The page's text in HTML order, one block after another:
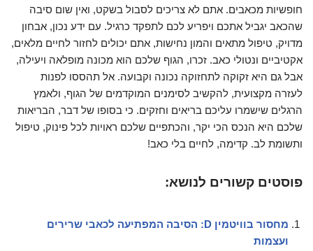
חופשיות מכאבים. אתם לא צריכים לסבול בשקט, ואין שום סיבה
שהכאב יגביל אתכם ויפריע לכם לתפקד כרגיל. עם ידע נכון, אבחון
מדויק, טיפול מתאים והמון נחישות, אתם יכולים לחזור לחיים מלאים,
אקטיביים ונטולי כאב. זכרו, הגוף שלכם הוא מכונה מופלאה ויעילה,
אבל גם היא זקוקה לתחזוקה נכונה וקבועה. אל תהססו לפנות
לעזרה מקצועית, להקשיב לסימנים המוקדמים של הגוף, ולאמץ
הרגלים שישמרו עליכם בריאים וחזקים. כי בסופו של דבר, הבריאות
שלכם היא הנכס הכי יקר, והכתפיים שלכם ראויות לכל פינוק, טיפול
ותשומת לב. קדימה, לחיים בלי כאב!
פוסטים קשורים לנושא:
מחסור בוויטמין D: הסיבה המפתיעה לכאבי שרירים
ועצמות